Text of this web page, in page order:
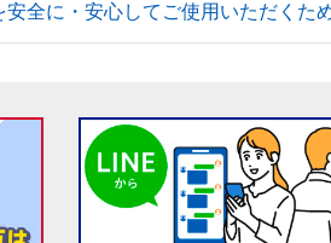
全に・安心してご使用いただくた